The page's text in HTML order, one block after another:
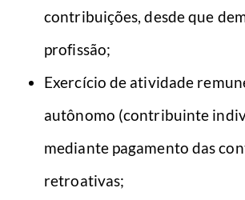
contribuições, desde que
profissão;
Exercício de atividade
autônomo (contribuinte
mediante pagamento das
retroativas;